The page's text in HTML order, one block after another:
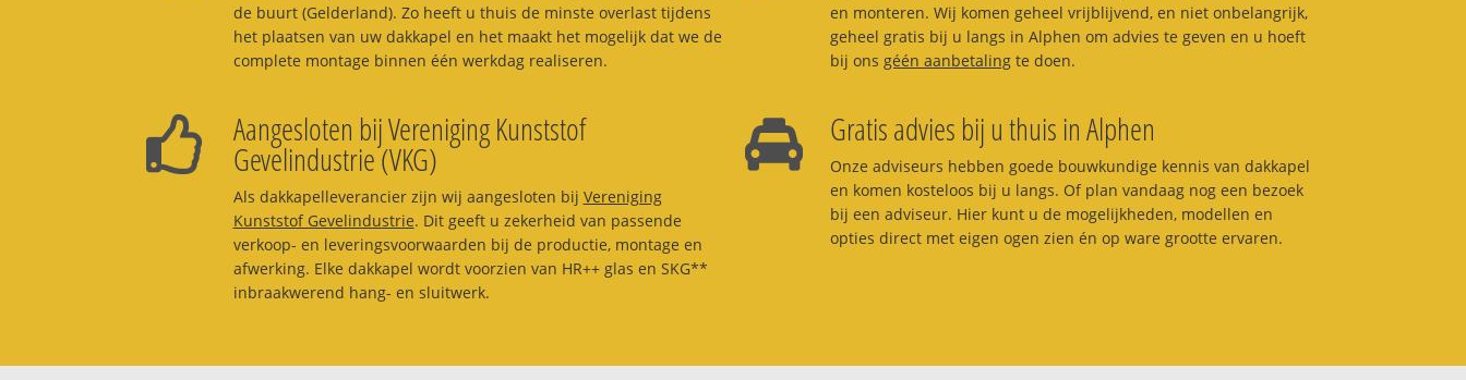
de buurt (Gelderland). Zo heeft u thuis de minste overlast tijdens
het plaatsen van uw dakkapel en het maakt het mogelijk dat we de
complete montage binnen één werkdag realiseren.
en monteren. Wij komen geheel vrijblijvend, en niet onbelangrijk,
geheel gratis bij u langs in Alphen om advies te geven en u hoeft
bij ons géén aanbetaling te doen.
Aangesloten bij Vereniging Kunststof
Gevelindustrie (VKG)
Als dakkapelleverancier zijn wij aangesloten bij Vereniging
Kunststof Gevelindustrie. Dit geeft u zekerheid van passende
verkoop- en leveringsvoorwaarden bij de productie, montage en
afwerking. Elke dakkapel wordt voorzien van HR++ glas en SKG**
inbraakwerend hang- en sluitwerk.
Gratis advies bij u thuis in Alphen
Onze adviseurs hebben goede bouwkundige kennis van dakkapel
en komen kosteloos bij u langs. Of plan vandaag nog een bezoek
bij een adviseur. Hier kunt u de mogelijkheden, modellen en
opties direct met eigen ogen zien én op ware grootte ervaren.